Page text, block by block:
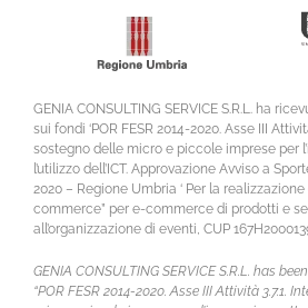
GENIA CONSULTING SERVICE S.R.L. ha
sui fondi ‘POR FESR 2014-2020. Asse III
sostegno delle micro e piccole imprese per
l’utilizzo dell’ICT. Approvazione Avviso a
2020 – Regione Umbria ‘ Per la
commerce” per e-commerce di prodotti e
all’organizzazione di eventi, CUP
GENIA CONSULTING SERVICE S.R.L. has
“POR FESR 2014-2020. Asse III Attività 3.7.1.